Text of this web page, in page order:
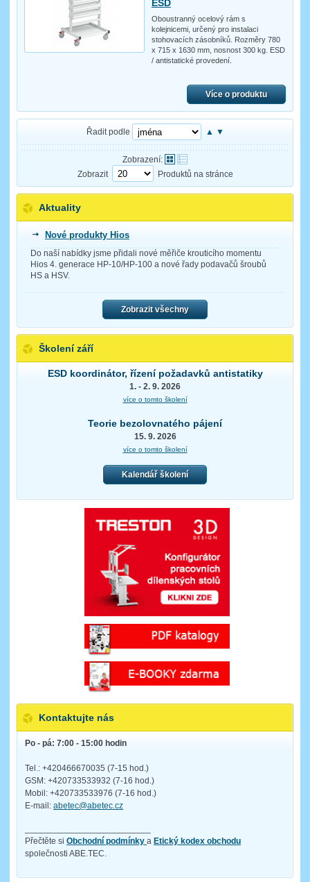
ESD
Oboustranný ocelový rám s
kolejnicemi, určený pro instalaci
stohovacích zásobníků. Rozměry 780
x 715 x 1630 mm, nosnost 300 kg. ESD
/ antistatické provedení.
Více o produktu
Řadit podle ▲ ▼
Zobrazení:
Zobrazit
Produktů na stránce
Aktuality
Nové produkty Hios
Do naší nabídky jsme přidali nové měřiče krouticího momentu
Hios 4. generace HP-10/HP-100 a nové řady podavačů šroubů
HS a HSV.
Zobrazit všechny
Školení září
ESD koordinátor, řízení požadavků antistatiky
1. - 2. 9. 2026
více o tomto školení
Teorie bezolovnatého pájení
15. 9. 2026
více o tomto školení
Kalendář školení
Kontaktujte nás
Po - pá: 7:00 - 15:00 hodin
Tel.: +420466670035 (7-15 hod.)
GSM: +420733533932 (7-16 hod.)
Mobil: +420733533976 (7-16 hod.)
E-mail: abetec@abetec.cz
Přečtěte si Obchodní podmínky a Etický kodex obchodu
společnosti ABE.TEC.